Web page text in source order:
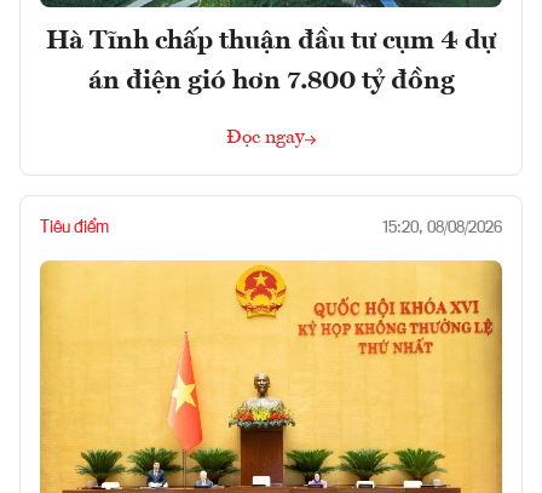
Hà Tĩnh chấp thuận đầu tư cụm 4 dự
án điện gió hơn 7.800 tỷ đồng
Đọc ngay
Tiêu điểm 15:20, 08/08/2026